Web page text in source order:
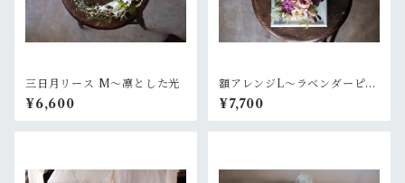
三日月リース M〜凛とした光
¥6,600
額アレンジL〜ラベンダーピン
ク
¥7,700